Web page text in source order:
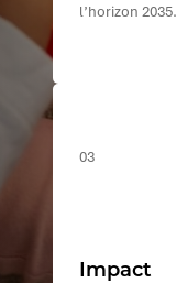
l’horizon 2035.
03
Impact